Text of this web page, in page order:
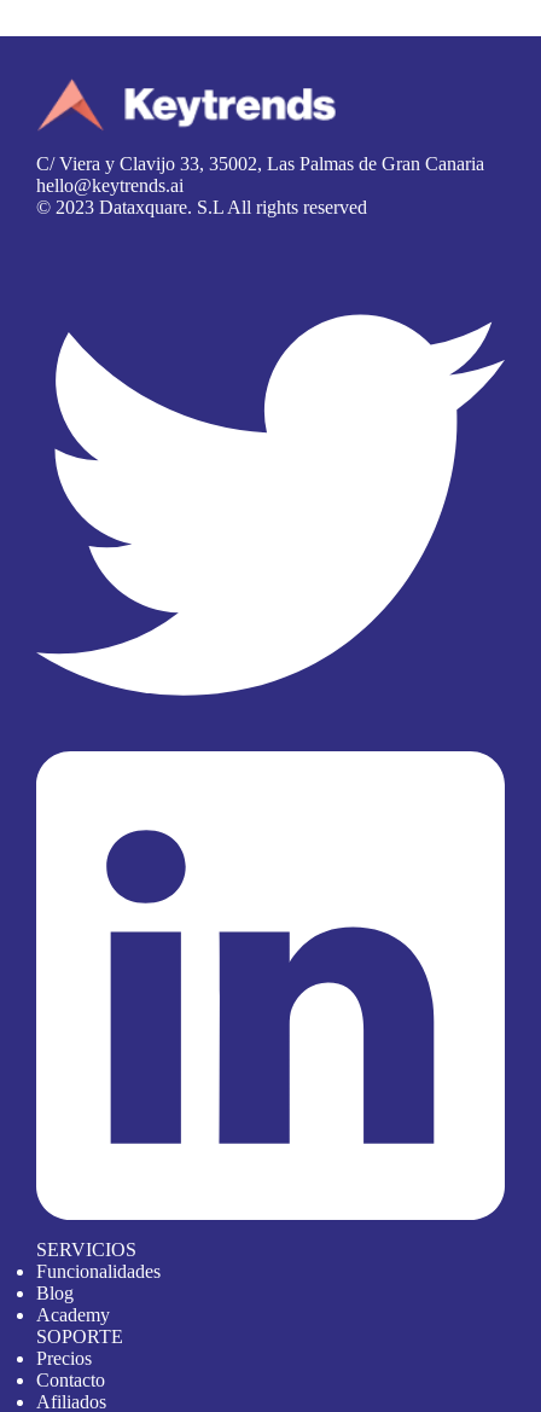
C/ Viera y Clavijo 33, 35002, Las Palmas de Gran Canaria
hello@keytrends.ai
© 2023 Dataxquare. S.L All rights reserved
SERVICIOS
Funcionalidades
Blog
Academy
SOPORTE
Precios
Contacto
Afiliados